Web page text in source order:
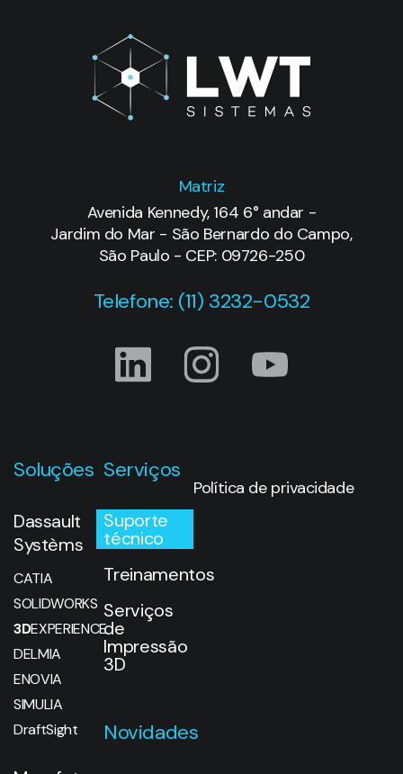
Matriz
Avenida Kennedy, 164 6° andar -
Jardim do Mar - São Bernardo do Campo,
São Paulo - CEP: 09726-250
Telefone: (11) 3232-0532
Soluções
Dassault
Systèms
CATIA
SOLIDWORKS
3DEXPERIENCE
DELMIA
ENOVIA
SIMULIA
DraftSight
Serviços
Suporte
técnico
Treinamentos
Serviços
de
Impressão
3D
Novidades
Política de privacidade